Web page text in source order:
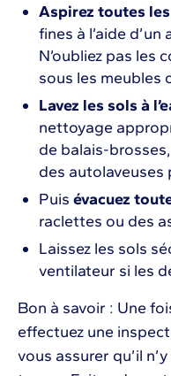
Aspirez toutes
fines à l’aide
N’oubliez pas les
sous les meubles
Lavez les sols à
nettoyage
de balais-
des autolaveuses
Puis évacuez
raclettes ou des
Laissez les sols
ventilateur si les
Bon à savoir : Une
effectuez une
vous assurer qu’il